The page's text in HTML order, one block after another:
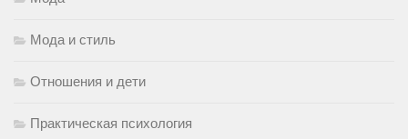
Мода и стиль
Отношения и дети
Практическая психология